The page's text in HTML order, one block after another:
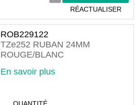
RÉACTUALISER
ROB229122
TZe252 RUBAN 24MM
ROUGE/BLANC
En savoir plus